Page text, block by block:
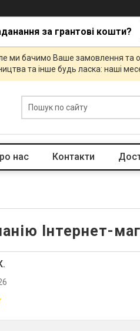
за грантові кошти?
ми бачимо Ваше замовлення
та інше будь ласка: наші
нас Контакти
Інтернет-